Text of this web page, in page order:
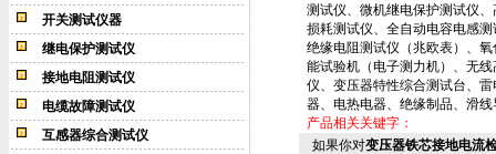
开关测试仪器
继电保护测试仪
接地电阻测试仪
电缆故障测试仪
互感器综合测试仪
测试仪、微机继电保护测试仪
损耗测试仪、全自动电容电感
绝缘电阻测试仪（兆欧表）、
能试验机（电子测力机）、无
仪、变压器特性综合测试台、
器、电热电器、绝缘制品、滑
产品相关关键字：
如果你对变压器铁芯接地电流